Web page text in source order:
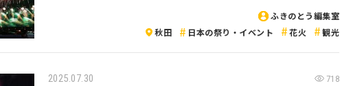
ふきのとう編集室
秋田
日本の祭り・イベント 花火 観光
2025.07.30 718